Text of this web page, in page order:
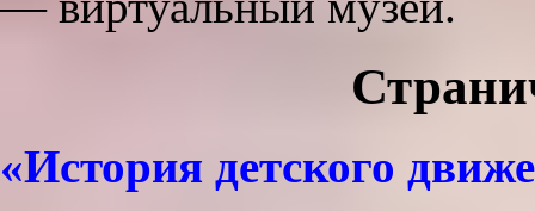
«История детского